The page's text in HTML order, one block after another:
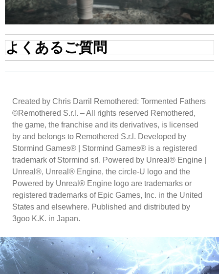
よくあるご質問
Created by Chris Darril Remothered: Tormented Fathers
©Remothered S.r.l. – All rights reserved Remothered,
the game, the franchise and its derivatives, is licensed
by and belongs to Remothered S.r.l. Developed by
Stormind Games® | Stormind Games® is a registered
trademark of Stormind srl. Powered by Unreal® Engine |
Unreal®, Unreal® Engine, the circle-U logo and the
Powered by Unreal® Engine logo are trademarks or
registered trademarks of Epic Games, Inc. in the United
States and elsewhere. Published and distributed by
3goo K.K. in Japan.